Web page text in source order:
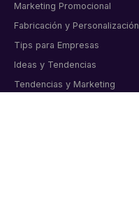
Marketing Promocional
Fabricación y Personalización
Tips para Empresas
Ideas y Tendencias
Tendencias y Marketing